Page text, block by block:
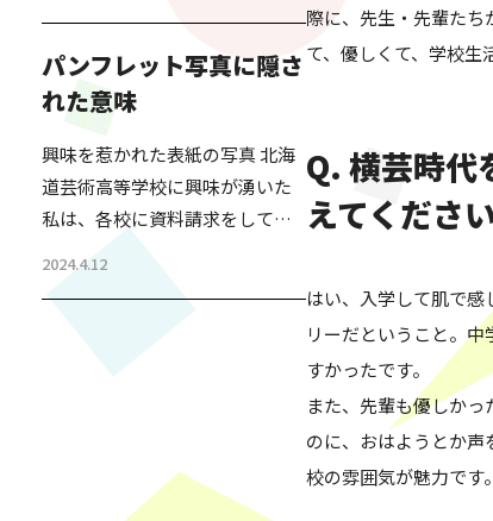
際に、先生・先輩たち
て、優しくて、学校生
Q. 横芸時代
えてくださ
はい、入学して肌で感
リーだということ。
すかったです。
また、先輩も優しか
のに、おはようとか
校の雰囲気が魅力です。
を毎年行っている。 生徒・保護
者・これから受験を考えている
方・生徒の母校の先生など、幅
広い方が生徒の様子を見に来ら
れる発表会である。2,000人ほど
収容できるホールが、毎年満員
になる人気のイベントだ。 その
発表会の成果を見れば…
パンフレット写真に隠さ
れた意味
興味を惹かれた表紙の写真 北海
道芸術高等学校に興味が湧いた
私は、各校に資料請求をしてみ
真が掲載されていた。足を組ん
でる方もいて、それが少し気に
2024.4.12